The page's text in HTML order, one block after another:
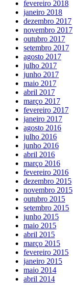
fevereiro 2018
janeiro 2018
dezembro 2017
novembro 2017
outubro 2017
setembro 2017
agosto 2017
julho 2017
junho 2017
maio 2017
abril 2017
março 2017
fevereiro 2017
janeiro 2017
agosto 2016
julho 2016
junho 2016
abril 2016
março 2016
fevereiro 2016
dezembro 2015
novembro 2015
outubro 2015
setembro 2015
junho 2015
maio 2015
abril 2015
março 2015
fevereiro 2015
janeiro 2015
maio 2014
abril 2014